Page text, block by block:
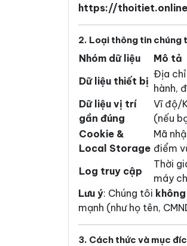
https://thoitiet.online
2. Loại thông tin chúng
Nhóm dữ liệu Mô tả
Dữ liệu thiết bị
Địa chỉ
hành,
Dữ liệu vị trí
gần đúng
Vĩ độ/
(nếu
Cookie &
Local Storage
Mã
điểm
Log truy cập
Thời
máy
Lưu ý: Chúng tôi
mạnh (như họ tên,
3. Cách thức và mục